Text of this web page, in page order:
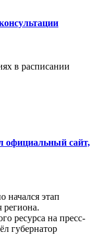
в расписании
официальный сайт,
начался этап
региона.
ресурса на пресс-
губернатор